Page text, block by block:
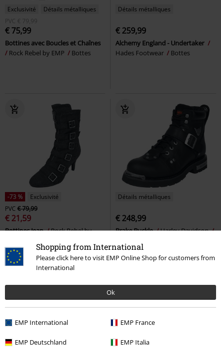
Shopping from International
Please click here to visit EMP Online Shop for customers from
International
Ok
EMP International EMP France
EMP Deutschland EMP Italia
Exclusivité
Détails métalliques
PVC € 79,99
€ 75,99
Bottines avec Boucles et Chaînes
Rock Rebel by EMP
Bottes
Détails métalliques
€ 259,99
Alchemy England - Undertaker
Hades Footwear
Bottes
-73 %
Exclusivité
PVC € 79,99
€ 21,59
Bottines Jean
Rock Rebel by
Détails métalliques
€ 248,99
Brake Buckle
Harley Davidson